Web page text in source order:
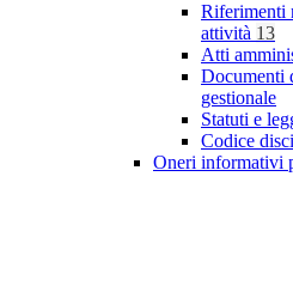
Riferimenti
attività 13
Atti
Documenti
gestionale
Statuti e
Codice
Oneri informativi